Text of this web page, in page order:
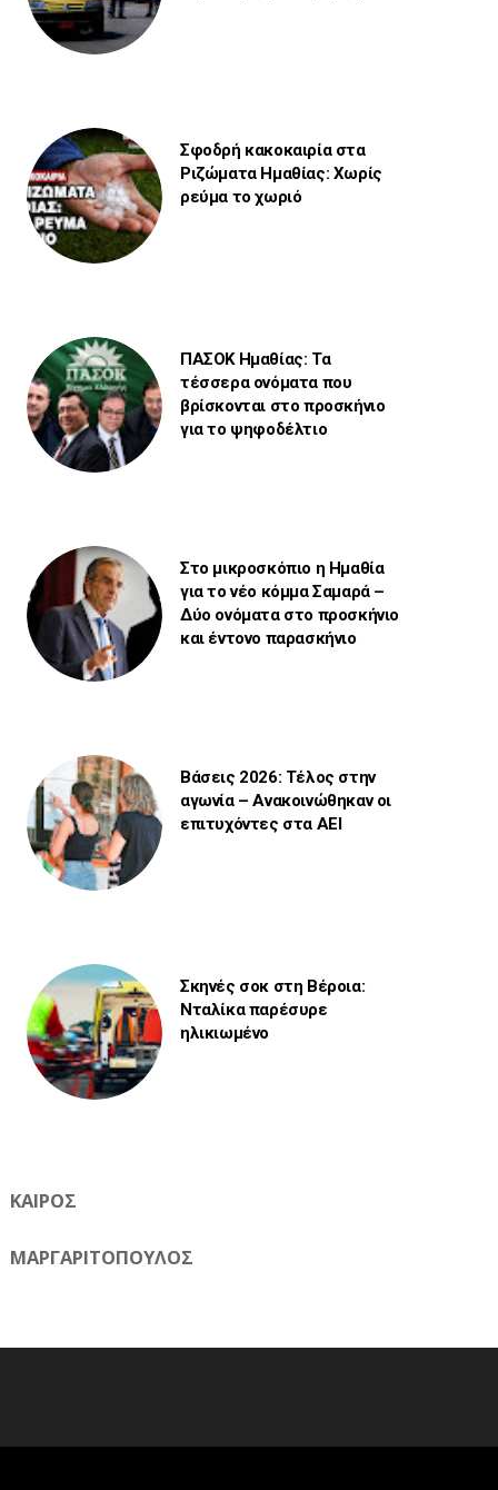
Σφοδρή κακοκαιρία στα
Ριζώματα Ημαθίας: Χωρίς
ρεύμα το χωριό
ΠΑΣΟΚ Ημαθίας: Τα
τέσσερα ονόματα που
βρίσκονται στο προσκήνιο
για το ψηφοδέλτιο
Στο μικροσκόπιο η Ημαθία
για το νέο κόμμα Σαμαρά –
Δύο ονόματα στο προσκήνιο
και έντονο παρασκήνιο
Βάσεις 2026: Τέλος στην
αγωνία – Ανακοινώθηκαν οι
επιτυχόντες στα ΑΕΙ
Σκηνές σοκ στη Βέροια:
Νταλίκα παρέσυρε
ηλικιωμένο
ΚΑΙΡΟΣ
ΜΑΡΓΑΡΙΤΟΠΟΥΛΟΣ